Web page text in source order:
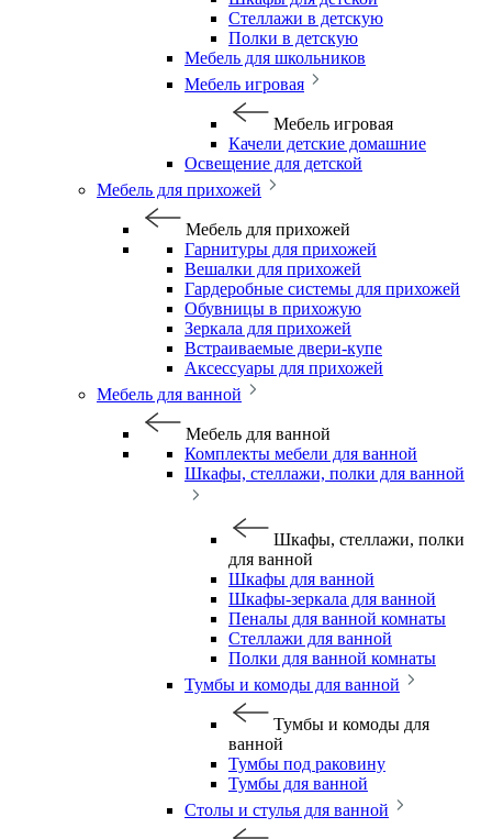
Стеллажи в детскую
Полки в детскую
Мебель для школьников
Мебель игровая
Мебель игровая
Качели детские домашние
Освещение для детской
Мебель для прихожей
Мебель для прихожей
Гарнитуры для прихожей
Вешалки для прихожей
Гардеробные системы для прихожей
Обувницы в прихожую
Зеркала для прихожей
Встраиваемые двери-купе
Аксессуары для прихожей
Мебель для ванной
Мебель для ванной
Комплекты мебели для ванной
Шкафы, стеллажи, полки для ванной
Шкафы, стеллажи, полки
для ванной
Шкафы для ванной
Шкафы-зеркала для ванной
Пеналы для ванной комнаты
Стеллажи для ванной
Полки для ванной комнаты
Тумбы и комоды для ванной
Тумбы и комоды для
ванной
Тумбы под раковину
Тумбы для ванной
Столы и стулья для ванной